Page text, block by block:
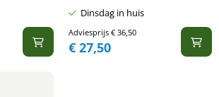
Dinsdag in huis
Adviesprijs €36,50
€27,50